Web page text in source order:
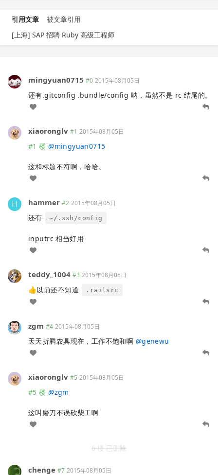
引用文章
被文章引用
[上海] SAP 招聘 Ruby 高级工程师
mingyuan0715 #0 2015年08月05日
还有.gitconfig .bundle/config 呐，虽然不是 rc 结尾的。
xiaoronglv #1 2015年08月05日
#1 楼 @mingyuan0715
这和标题不符啊，哈哈。
hammer #2 2015年08月05日
还有 ~/.ssh/config
inputrc 相当好用
teddy_1004 #3 2015年08月05日
👍以前还不知道 .railsrc
zgm #4 2015年08月05日
天天折腾农具现在，工作不饱和啊 @genewu
xiaoronglv #5 2015年08月05日
#5 楼 @zgm
这叫磨刀不误砍柴工啊
6 楼 已删除
chenge #7 2015年08月05日